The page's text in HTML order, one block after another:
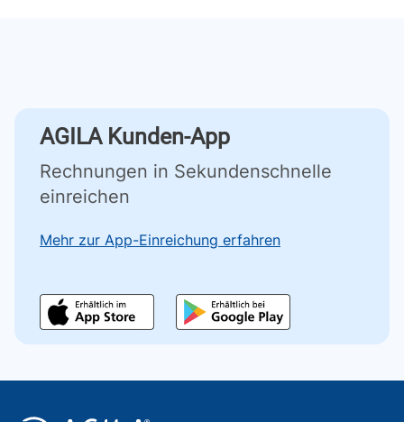
AGILA Kunden-App
Rechnungen in Sekundenschnelle
einreichen
Mehr zur App-Einreichung erfahren